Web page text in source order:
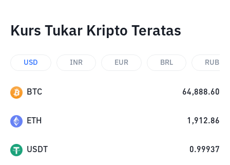
Kurs Tukar Kripto Teratas
USD INR EUR BRL RUB
BTC 64,888.60
ETH 1,912.86
USDT 0.99937